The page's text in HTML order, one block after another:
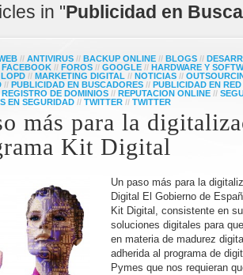
in "Publicidad en
// ANTIVIRUS // BACKUP ONLINE // BLOGS //
FACEBOOK // FOROS // GOOGLE // HARDWARE Y
LOPD // MARKETING DIGITAL // NOTICIAS //
// PUBLICIDAD EN BUSCADORES // PUBLICIDAD EN
REGISTRO DE DOMINIOS // REPUTACION ONLINE //
EN SEGURIDAD // TWITTER // TWITTER
más para la
Kit Digital
Un paso más para la
Digital El Gobierno de
Kit Digital, consistente en
soluciones digitales para
en materia de madurez
adherida al programa de
Pymes que nos requieran